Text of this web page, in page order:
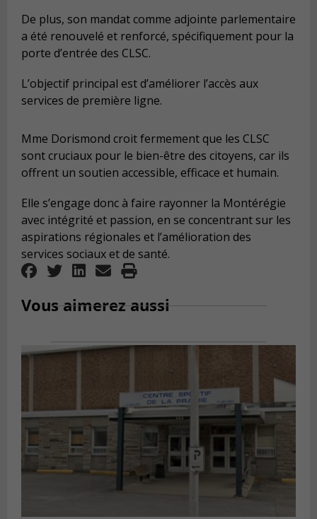
De plus, son mandat comme adjointe parlementaire
a été renouvelé et renforcé, spécifiquement pour la
porte d’entrée des CLSC.
L’objectif principal est d’améliorer l’accès aux
services de première ligne.
Mme Dorismond croit fermement que les CLSC
sont cruciaux pour le bien-être des citoyens, car ils
offrent un soutien accessible, efficace et humain.
Elle s’engage donc à faire rayonner la Montérégie
avec intégrité et passion, en se concentrant sur les
aspirations régionales et l’amélioration des
services sociaux et de santé.
Vous aimerez aussi